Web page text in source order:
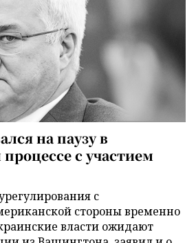
на паузу в
с участием
с
стороны временно
власти ожидают